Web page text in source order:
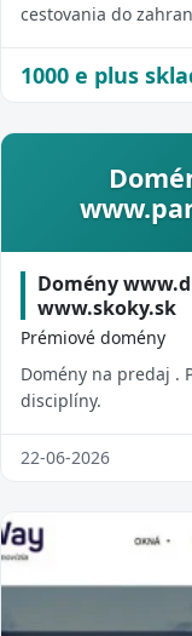
cestovania do
1000 e plus
Domény
www.skoky.sk
Prémiové domény
Domény na predaj .
disciplíny.
22-06-2026